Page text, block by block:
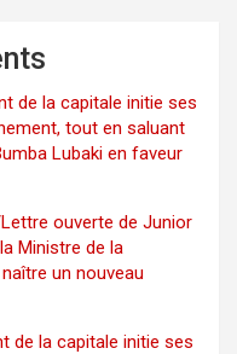
de la capitale initie ses
tout en saluant
Lubaki en faveur
ouverte de Junior
Ministre de la
un nouveau
de la capitale initie ses